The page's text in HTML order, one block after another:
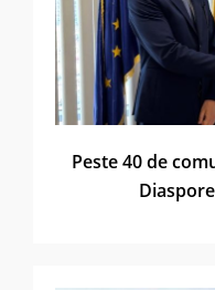
Peste 40 de